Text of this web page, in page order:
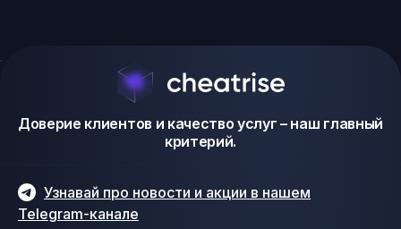
Доверие клиентов и качество услуг – наш главный
критерий.
Узнавай про новости и акции в нашем
Telegram-канале